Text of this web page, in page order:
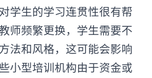
生的学习连贯性很有帮
师频繁更换，学生需要不
法和风格，这可能会影响
小型培训机构由于资金或